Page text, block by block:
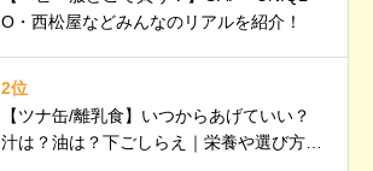
O・西松屋などみんなのリアルを紹介！
2位
【ツナ缶/離乳食】いつからあげていい？
汁は？油は？下ごしらえ｜栄養や選び方、